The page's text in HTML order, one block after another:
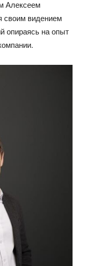
своим видением
опираясь на опыт